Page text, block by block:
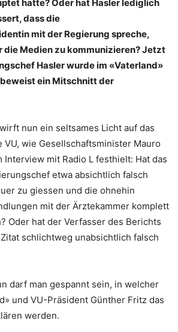
hatte? Oder hat Hasler lediglich
dass die
mit der Regierung spreche,
die Medien zu kommunizieren? Jetzt
Hasler wurde im «Vaterland»
ein Mitschnitt der
nun ein seltsames Licht auf das
VU, wie Gesellschaftsminister Mauro
Interview mit Radio L festhielt: Hat das
etwa absichtlich falsch
zu giessen und die ohnehin
mit der Ärztekammer komplett
Oder hat der Verfasser des Berichts
schlichtweg unabsichtlich falsch
darf man gespannt sein, in welcher
und VU-Präsident Günther Fritz das
werden.